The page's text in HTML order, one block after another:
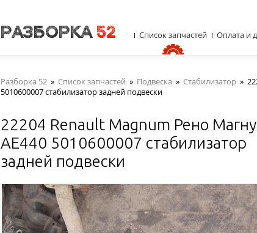
Разборка 52 » Список запчастей » Подвеска » Стабилизатор »
5010600007 стабилизатор задней подвески
22204 Renault Magnum Рено
AE440 5010600007 стабилизатор
задней подвески
Список запчастей Оплата и